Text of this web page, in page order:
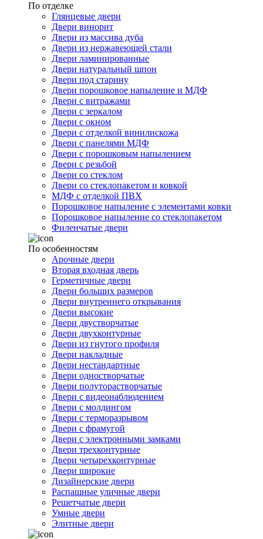
По отделке
Глянцевые двери
Двери винорит
Двери из массива дуба
Двери из нержавеющей стали
Двери ламинированные
Двери натуральный шпон
Двери под старину
Двери порошковое напыление и МДФ
Двери с витражами
Двери с зеркалом
Двери с окном
Двери с отделкой винилискожа
Двери с панелями МДФ
Двери с порошковым напылением
Двери с резьбой
Двери со стеклом
Двери со стеклопакетом и ковкой
МДФ с отделкой ПВХ
Порошковое напыление с элементами ковки
Порошковое напыление со стеклопакетом
Филенчатые двери
По особенностям
Арочные двери
Вторая входная дверь
Герметичные двери
Двери больших размеров
Двери внутреннего открывания
Двери высокие
Двери двустворчатые
Двери двухконтурные
Двери из гнутого профиля
Двери накладные
Двери нестандартные
Двери одностворчатые
Двери полуторастворчатые
Двери с видеонаблюдением
Двери с молдингом
Двери с терморазрывом
Двери с фрамугой
Двери с электронными замками
Двери трехконтурные
Двери четырехконтурные
Двери широкие
Дизайнерские двери
Распашные уличные двери
Решетчатые двери
Умные двери
Элитные двери